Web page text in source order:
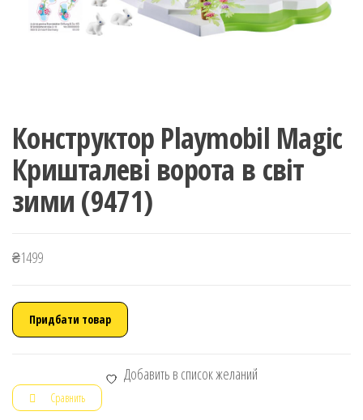
Конструктор Playmobil Magic
Кришталеві ворота в світ
зими (9471)
₴1499
Придбати товар
Добавить в список желаний
Сравнить